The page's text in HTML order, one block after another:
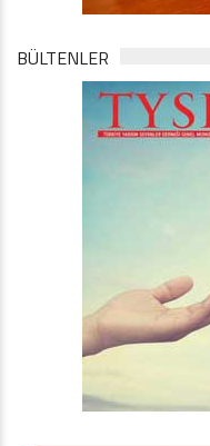
BÜLTENLER